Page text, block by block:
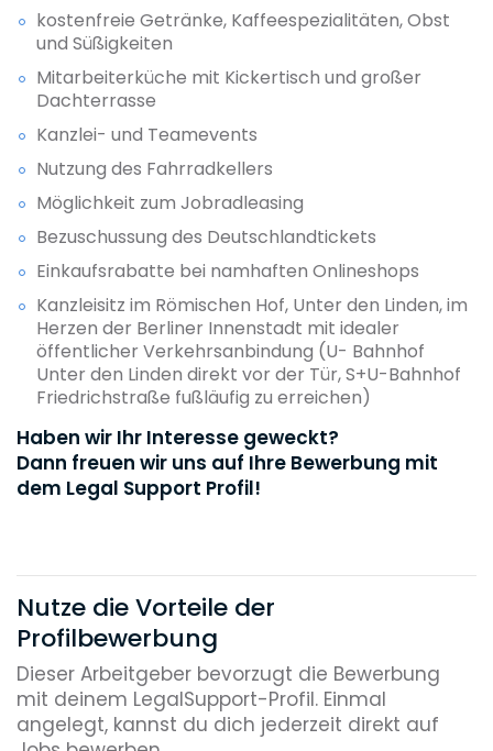
kostenfreie Getränke, Kaffeespezialitäten, Obst
und Süßigkeiten
Mitarbeiterküche mit Kickertisch und großer
Dachterrasse
Kanzlei- und Teamevents
Nutzung des Fahrradkellers
Möglichkeit zum Jobradleasing
Bezuschussung des Deutschlandtickets
Einkaufsrabatte bei namhaften Onlineshops
Kanzleisitz im Römischen Hof, Unter den Linden, im
Herzen der Berliner Innenstadt mit idealer
öffentlicher Verkehrsanbindung (U- Bahnhof
Unter den Linden direkt vor der Tür, S+U-Bahnhof
Friedrichstraße fußläufig zu erreichen)
Haben wir Ihr Interesse geweckt?
Dann freuen wir uns auf Ihre Bewerbung mit
dem Legal Support Profil!
Nutze die Vorteile der
Profilbewerbung
Dieser Arbeitgeber bevorzugt die Bewerbung
mit deinem LegalSupport-Profil. Einmal
angelegt, kannst du dich jederzeit direkt auf